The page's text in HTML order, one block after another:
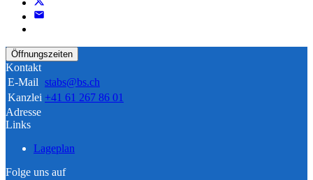
Öffnungszeiten
Kontakt
E-Mail stabs@bs.ch
Kanzlei +41 61 267 86 01
Adresse
Links
Lageplan
Folge uns auf